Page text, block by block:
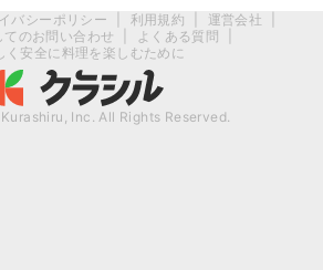
バシーポリシー 利用規約 運営会社
のお問い合わせ
よくある質問
く安全に料理を楽しむために
Inc. All Rights Reserved.